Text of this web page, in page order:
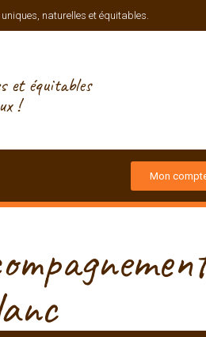
naturelles et équitables.
et équitables
!
Mon